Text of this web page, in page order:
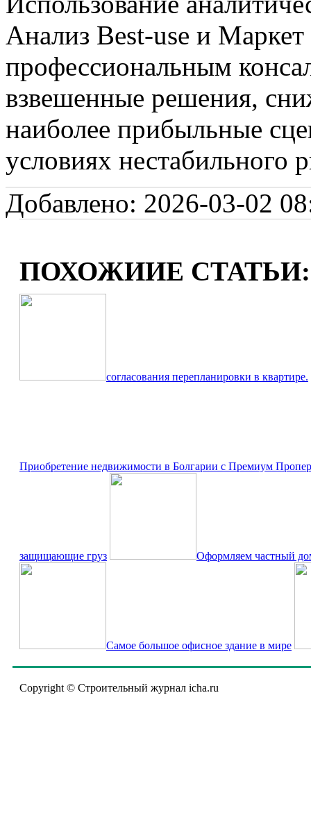
Анализ Best-use и
профессиональным
взвешенные решения,
наиболее прибыльные
условиях нестабильного
Добавлено: 2026-03-02
ПОХОЖИИЕ СТАТЬИ:
согласования перепланировки в квартире.
Приобретение недвижимости в Болгарии с Премиум
защищающие груз Оформляем частный
Самое большое офисное здание в мире
Copyright © Строительный журнал icha.ru